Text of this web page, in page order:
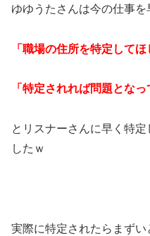
ゆゆうたさんは今の仕事を
「職場の住所を特定してほ
「特定されれば問題とな
とリスナーさんに早く特
したｗ
実際に特定されたらまず